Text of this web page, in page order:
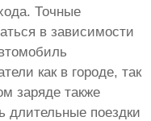
Точные
в зависимости
как в городе, так
заряде также
длительные поездки